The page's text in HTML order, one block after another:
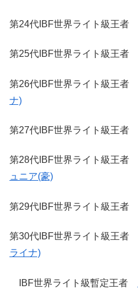
第24代IBF世界ライト級王者
第25代IBF世界ライト級王者
第26代IBF世界ライト級王者
ナ)
第27代IBF世界ライト級王者
第28代IBF世界ライト級王者
ュニア(豪)
第29代IBF世界ライト級王者
第30代IBF世界ライト級王者
ライナ)
IBF世界ライト級暫定王者